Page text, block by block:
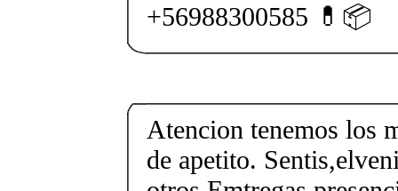
+56988300585 💊📦
Atencion tenemos los
de apetito.